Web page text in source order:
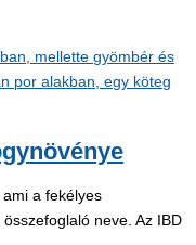
a fekélyes
neve. Az IBD